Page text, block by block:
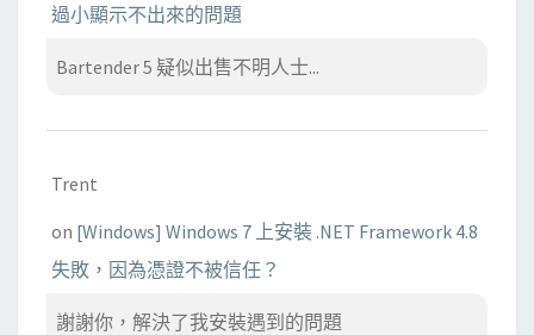
過小顯示不出來的問題
Bartender 5 疑似出售不明人士...
Trent
on [Windows] Windows 7 上安裝 .NET Framework 4.8
失敗，因為憑證不被信任？
謝謝你，解決了我安裝遇到的問題